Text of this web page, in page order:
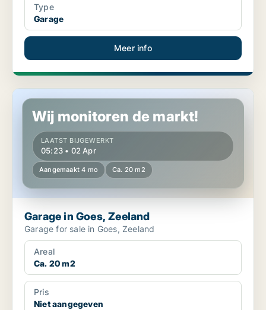
Type
Garage
Meer info
Garage in Goes, Zeeland
Wij monitoren de markt!
LAATST BIJGEWERKT
05:23 • 02 Apr
Aangemaakt 4 mo Ca. 20 m2
Garage in Goes, Zeeland
Garage for sale in Goes, Zeeland
Areal
Ca. 20 m2
Pris
Niet aangegeven